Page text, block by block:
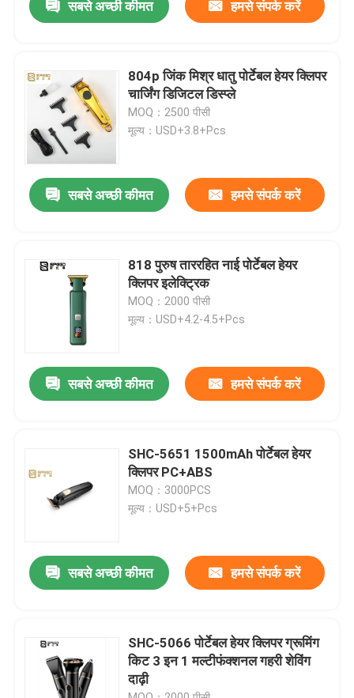
वीआर दिखाएँ
हमारे बारे में
गुणवत्ता नियंत्रण
एक बोली का अनुरोध
पेशेवर हेयर क्लिपर
रिचार्जेबल हेयर क्लिपर
सबसे अच्छी कीमत हमसे संपर्क करें
804p जिंक मिश्र धातु पोर्टेबल हेयर क्लिपर
चार्जिंग डिजिटल डिस्प्ले
MOQ：2500 पीसी
मूल्य：USD+3.8+Pcs
सबसे अच्छी कीमत हमसे संपर्क करें
818 पुरुष ताररहित नाई पोर्टेबल हेयर
क्लिपर इलेक्ट्रिक
MOQ：2000 पीसी
मूल्य：USD+4.2-4.5+Pcs
सबसे अच्छी कीमत हमसे संपर्क करें
SHC-5651 1500mAh पोर्टेबल हेयर
क्लिपर PC+ABS
MOQ：3000PCS
मूल्य：USD+5+Pcs
सबसे अच्छी कीमत हमसे संपर्क करें
SHC-5066 पोर्टेबल हेयर क्लिपर ग्रूमिंग
किट 3 इन 1 मल्टीफंक्शनल गहरी शेविंग
दाढ़ी